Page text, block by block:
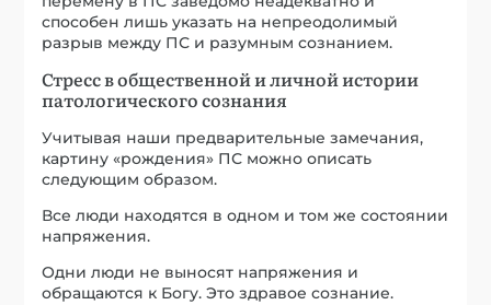
способен лишь указать на непреодолимый
разрыв между ПС и разумным сознанием.
Стресс в общественной и личной истории
патологического сознания
Учитывая наши предварительные замечания,
картину «рождения» ПС можно описать
следующим образом.
Все люди находятся в одном и том же состоянии
напряжения.
Одни люди не выносят напряжения и
обращаются к Богу. Это здравое сознание.